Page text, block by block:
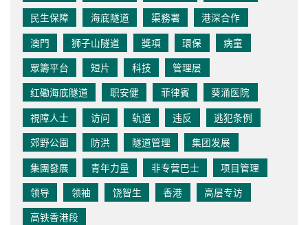
民生保障
海底隧道 渠務署
港深合作
澳門
狮子山隧道 獎項 環保
病童
眾籌平台
短片 科技
管理层
红磡海底隧道
职安健 菲律賓
葵涌医院
視障人士
访问 轨道 违反
逃犯条例
郊野公園
防洪 隧道管理
集团发展
集團發展
青年力量 非专营巴士
项目管理
领导
领袖 饶智生 香港
高层专访
高铁香港段